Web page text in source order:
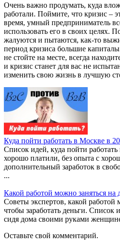
Очень важно продумать, куда
работали. Поймите, что кризис –
время, умный предприниматель
использовать его в своих целях.
жалуются и пытаются, как-то
период кризиса большие
не стойте на месте, всегда
и кризис станет для вас не
изменить свою жизнь в лучшую
Куда пойти работать в Москве в
Список идей, куда пойти
хорошо платили, без опыта с
дополнительный заработок в
...
Какой работой можно заняться на
Советы экспертов, какой работой
чтобы заработать деньги. Список
сидя дома своими руками
Оставьте свой комментарий.